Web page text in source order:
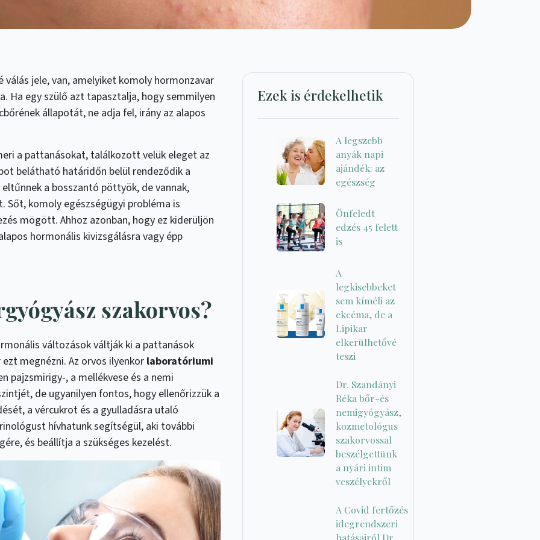
jele, van, amelyiket komoly hormonzavar
Ha egy szülő azt tapasztalja, hogy semmilyen
állapotát, ne adja fel, irány az alapos
a pattanásokat, találkozott velük eleget az
belátható határidőn belül rendeződik a
a bosszantó pöttyök, de vannak,
Sőt, komoly egészségügyi probléma is
mögött. Ahhoz azonban, hogy ez kiderüljön
hormonális kivizsgálásra vagy épp
szakorvos?
változások váltják ki a pattanások
megnézni. Az orvos ilyenkor laboratóriumi
pajzsmirigy-, a mellékvese és a nemi
de ugyanilyen fontos, hogy ellenőrizzük a
a vércukrot és a gyulladásra utaló
hívhatunk segítségül, aki további
és beállítja a szükséges kezelést.
Ezek is érdekelhetik
A legszebb
anyák napi
ajándék: az
egészség
Önfeledt
edzés 45 felett
is
A
legkisebbeket
sem kíméli az
ekcéma, de a
Lipikar
elkerülhetővé
teszi
Dr. Szandányi
Réka bőr-és
nemigyógyász,
kozmetológus
szakorvossal
beszélgettünk
a nyári intim
veszélyekről
A Covid fertőzés
idegrendszeri
hatásairól Dr.